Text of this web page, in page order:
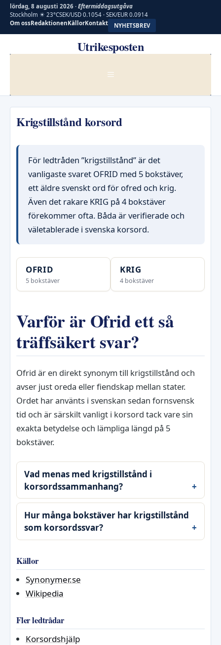
lördag, 8 augusti 2026 · Eftermiddagsutgåva
Stockholm ☀ 23°CSEK/USD 0.1054 · SEK/EUR 0.0914
Om ossRedaktionenKällorKontakt NYHETSBREV
Utrikesposten
MENY
Krigstillstånd korsord
För ledtråden ”krigstillstånd” är det
vanligaste svaret OFRID med 5 bokstäver,
ett äldre svenskt ord för ofred och krig.
Även det rakare KRIG på 4 bokstäver
förekommer ofta. Båda är verifierade och
väletablerade i svenska korsord.
OFRID
5 bokstäver
KRIG
4 bokstäver
Varför är Ofrid ett så
träffsäkert svar?
Ofrid är en direkt synonym till krigstillstånd och
avser just oreda eller fiendskap mellan stater.
Ordet har använts i svenskan sedan fornsvensk
tid och är särskilt vanligt i korsord tack vare sin
exakta betydelse och lämpliga längd på 5
bokstäver.
Vad menas med krigstillstånd i
korsordssammanhang?
Hur många bokstäver har krigstillstånd
som korsordssvar?
Källor
Synonymer.se
Wikipedia
Fler ledtrådar
Korsordshjälp